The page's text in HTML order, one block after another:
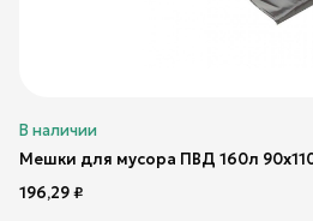
В наличии
Мешки для мусора ПВД 160л
196,29₽